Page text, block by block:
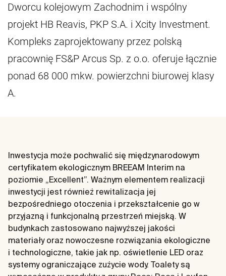
Dworcu kolejowym Zachodnim i wspólny
projekt HB Reavis, PKP S.A. i Xcity Investment.
Kompleks zaprojektowany przez polską
pracownię FS&P Arcus Sp. z o.o. oferuje łącznie
ponad 68 000 mkw. powierzchni biurowej klasy
A.
Inwestycja może pochwalić się międzynarodowym
certyfikatem ekologicznym BREEAM Interim na
poziomie „Excellent”. Ważnym elementem realizacji
inwestycji jest również rewitalizacja jej
bezpośredniego otoczenia i przekształcenie go w
przyjazną i funkcjonalną przestrzeń miejską. W
budynkach zastosowano najwyższej jakości
materiały oraz nowoczesne rozwiązania ekologiczne
i technologiczne, takie jak np. oświetlenie LED oraz
systemy ograniczające zużycie wody. Toalety są